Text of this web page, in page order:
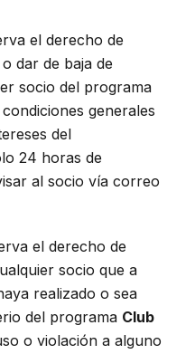
el derecho de
dar de baja de
socio del programa
generales
del
24 horas de
al socio vía correo
el derecho de
socio que a
realizado o sea
del programa Club
o violación a alguno